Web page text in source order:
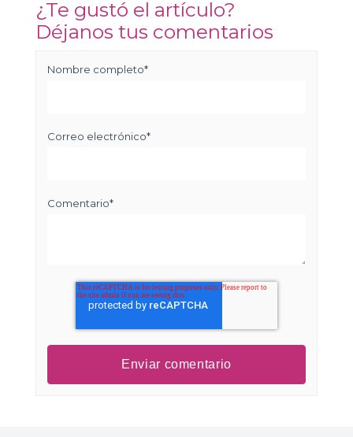
¿Te gustó el artículo?
Déjanos tus comentarios
Nombre completo*
Correo electrónico*
Comentario*